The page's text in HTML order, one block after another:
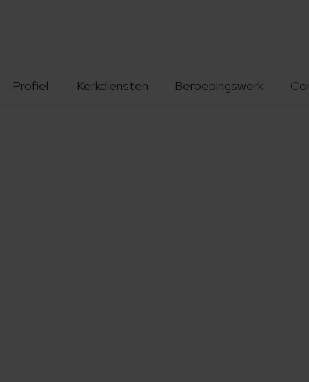
Profiel Kerkdiensten Beroepingswerk